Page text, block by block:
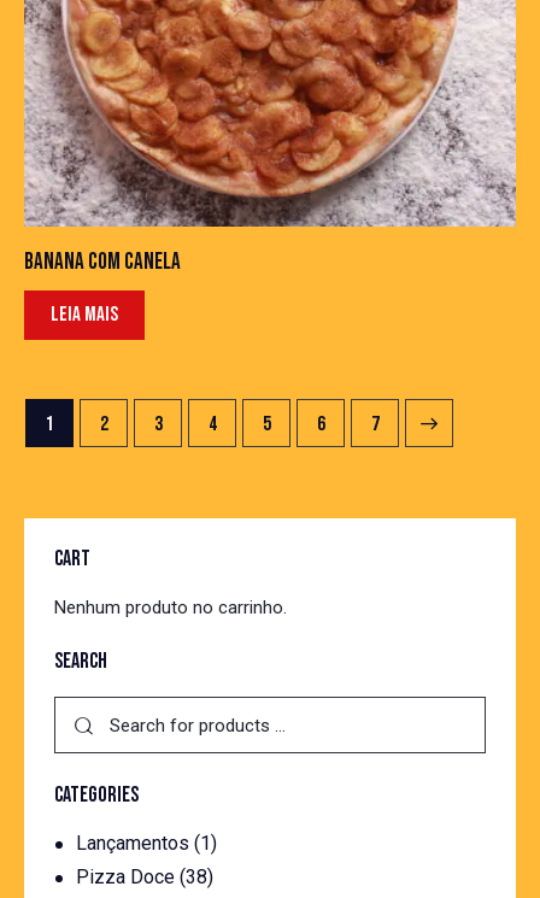
BANANA COM CANELA
LEIA MAIS
1 2 3 4 5 6 7
→
CART
Nenhum produto no carrinho.
SEARCH
CATEGORIES
Lançamentos (1)
Pizza Doce (38)